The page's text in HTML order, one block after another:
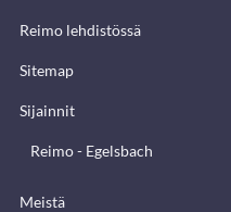
Reimo lehdistössä
Sitemap
Sijainnit
Reimo - Egelsbach
Meistä